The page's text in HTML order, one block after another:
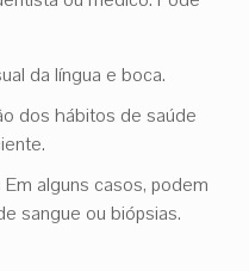
da língua e boca.
dos hábitos de saúde
Em alguns casos, podem
sangue ou biópsias.